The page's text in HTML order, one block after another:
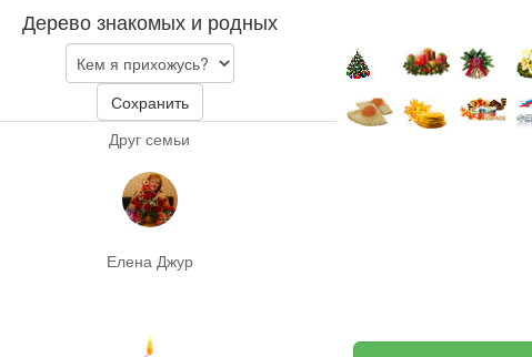
Дерево знакомых и родных
Сохранить
Друг семьи
Елена Джур